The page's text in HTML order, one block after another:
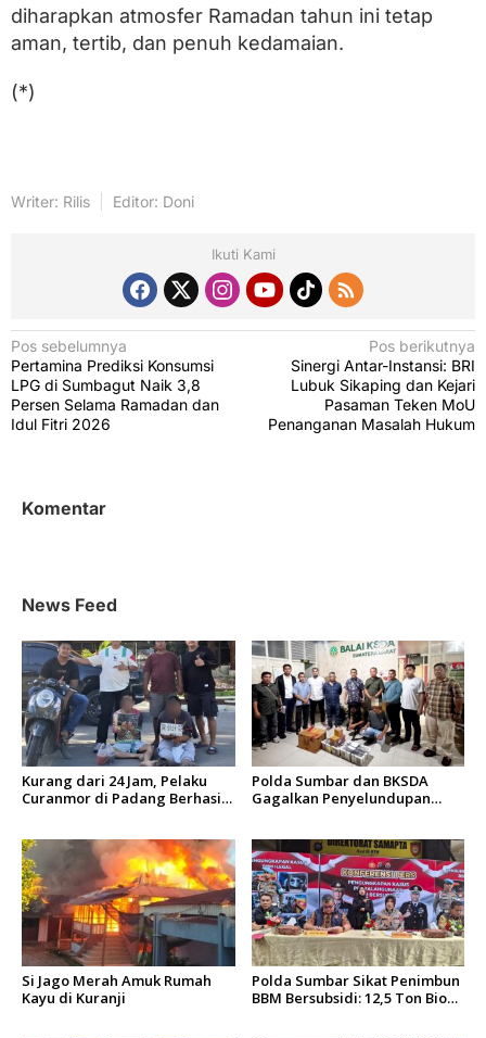
diharapkan atmosfer Ramadan tahun ini tetap
aman, tertib, dan penuh kedamaian.
(*)
Writer: Rilis Editor: Doni
Ikuti Kami
N
a
v
a
p
s
Pos sebelumnya
Pertamina Prediksi Konsumsi
LPG di Sumbagut Naik 3,8
Persen Selama Ramadan dan
Idul Fitri 2026
Pos berikutnya
Sinergi Antar-Instansi: BRI
Lubuk Sikaping dan Kejari
Pasaman Teken MoU
Penanganan Masalah Hukum
Komentar
News Feed
Kurang dari 24 Jam, Pelaku
Curanmor di Padang Berhasil
Polda Sumbar dan BKSDA
Gagalkan Penyelundupan
Si Jago Merah Amuk Rumah
Kayu di Kuranji
Polda Sumbar Sikat Penimbun
BBM Bersubsidi: 12,5 Ton Bio